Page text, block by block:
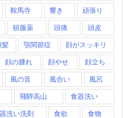
鞍馬寺 響き 頑張り
頓服薬 頭痛 頭皮
髪 顎関節症 顔がスッキリ
顔の腫れ 顔やせ 顔立ち
風の音 風合い 風呂
飛騨高山 食器洗い
洗い洗剤 食欲 食物